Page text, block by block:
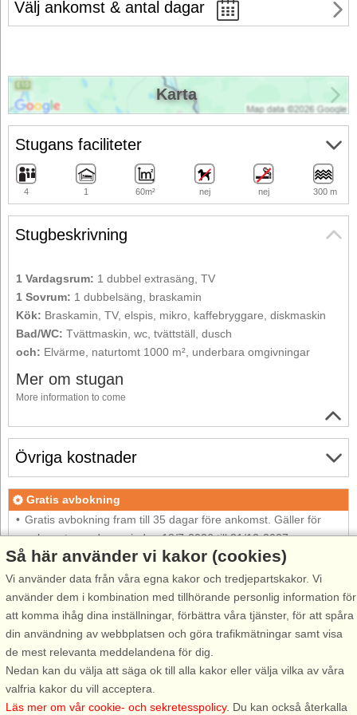
Välj ankomst & antal dagar
Stugbeskrivning
1 Vardagsrum: 1 dubbel extrasäng, TV
1 Sovrum: 1 dubbelsäng, braskamin
Kök: Braskamin, TV, elspis, mikro, kaffebryggare, diskmaskin
Bad/WC: Tvättmaskin, wc, tvättställ, dusch
och: Elvärme, naturtomt 1000 m², underbara omgivningar
Mer om stugan
More information to come
Om området
Info och öppettider
Stugans faciliteter
4 1 60m² nej nej 300 m
Övriga kostnader
Gratis avbokning
Gratis avbokning fram till 35 dagar före ankomst. Gäller för
ankomster under perioden 18/7-2026 till 31/12-2027
Se villkor här
Karta
Topp-attraktioner i området
Så här använder vi kakor (cookies)
Vi använder data från våra egna kakor och tredjepartskakor. Vi
använder dem i kombination med tillhörande personlig information för
att komma ihåg dina inställningar, förbättra våra tjänster, för att spåra
din användning av webbplatsen och göra trafikmätningar samt visa
de mest relevanta meddelandena för dig.
Nedan kan du välja att säga ok till alla kakor eller välja vilka av våra
valfria kakor du vill acceptera.
Läs mer om vår cookie- och sekretesspolicy. Du kan också återkalla